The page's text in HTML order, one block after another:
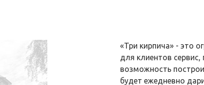
«Три кирпича» - это
для клиентов сервис,
возможность
будет ежедневно